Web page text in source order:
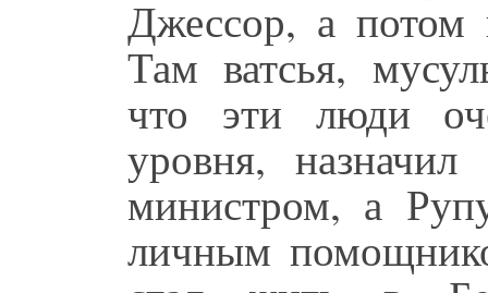
Джессор, а потом
Там ватсья,
что эти люди
уровня,
министром, а
личным